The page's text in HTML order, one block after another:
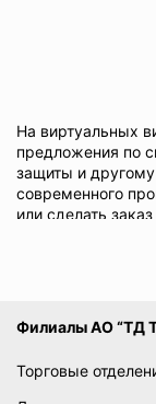
На виртуальных
предложения по
защиты и
современного
или сделать
работников
отраслевые
оптимальный
минимальные
Филиалы АО “ТД
Торговые